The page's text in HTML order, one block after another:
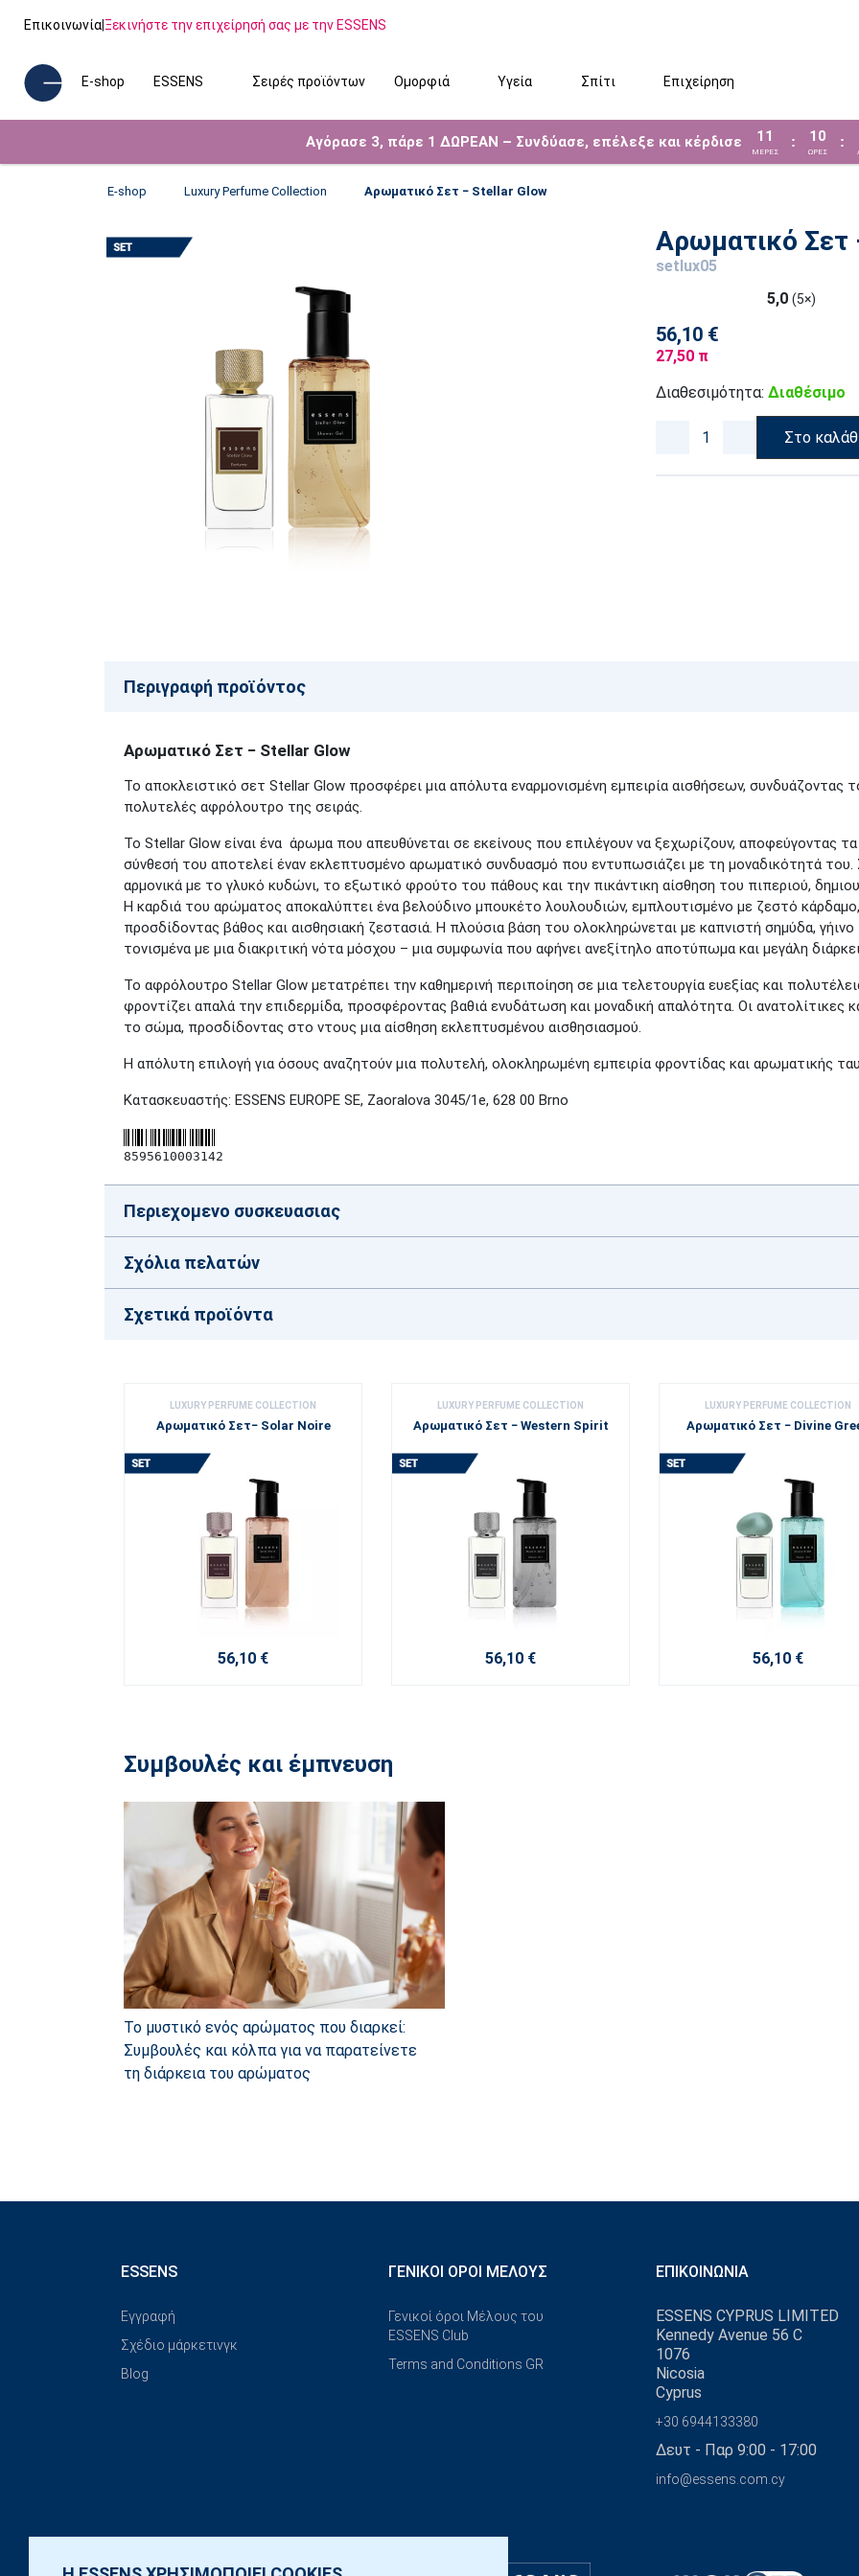
Επικοινωνία|Ξεκινήστε την επιχείρησή σας με την ESSENS
E-shop ESSENS Σειρές προϊόντων Ομορφιά Υγεία Σπίτι Επιχείρηση
Αγόρασε 3, πάρε 1 ΔΩΡΕΑΝ – Συνδύασε, επέλεξε και κέρδισε 11
ΜΈΡΕΣ
: 10
ΩΡΕΣ
:
E-shop Luxury Perfume Collection Αρωματικό Σετ − Stellar Glow
Αρωματικό Σετ
setlux05
5,0 (5×)
56,10 €
27,50 π
Διαθεσιμότητα: Διαθέσιμο
Στο
Περιγραφή προϊόντος
Αρωματικό Σετ − Stellar Glow
Το αποκλειστικό σετ Stellar Glow προσφέρει μια απόλυτα εναρμονισμένη εμπειρία αισθήσεων,
πολυτελές αφρόλουτρο της σειράς.
Το Stellar Glow είναι ένα άρωμα που απευθύνεται σε εκείνους που επιλέγουν να ξεχωρίζουν, αποφεύγοντας
σύνθεσή του αποτελεί έναν εκλεπτυσμένο αρωματικό συνδυασμό που εντυπωσιάζει με τη μοναδικότητά
αρμονικά με το γλυκό κυδώνι, το εξωτικό φρούτο του πάθους και την πικάντικη αίσθηση του πιπεριού,
Η καρδιά του αρώματος αποκαλύπτει ένα βελούδινο μπουκέτο λουλουδιών, εμπλουτισμένο με ζεστό κάρδαμο,
προσδίδοντας βάθος και αισθησιακή ζεστασιά. Η πλούσια βάση του ολοκληρώνεται με καπνιστή σημύδα,
τονισμένα με μια διακριτική νότα μόσχου – μια συμφωνία που αφήνει ανεξίτηλο αποτύπωμα και μεγάλη
Το αφρόλουτρο Stellar Glow μετατρέπει την καθημερινή περιποίηση σε μια τελετουργία ευεξίας και
φροντίζει απαλά την επιδερμίδα, προσφέροντας βαθιά ενυδάτωση και μοναδική απαλότητα. Οι ανατολίτικες
το σώμα, προσδίδοντας στο ντους μια αίσθηση εκλεπτυσμένου αισθησιασμού.
Η απόλυτη επιλογή για όσους αναζητούν μια πολυτελή, ολοκληρωμένη εμπειρία φροντίδας και αρωματικής
Κατασκευαστής: ESSENS EUROPE SE, Zaoralova 3045/1e, 628 00 Brno
8595610003142
Περιεχομενο συσκευασιας
Σχόλια πελατών
Σχετικά προϊόντα
LUXURY PERFUME COLLECTION
Αρωματικό Σετ− Solar Noire
56,10 €
LUXURY PERFUME COLLECTION
Αρωματικό Σετ − Western Spirit
56,10 €
LUXURY PERFUME COLLECTION
Αρωματικό Σετ − Divine
56,10 €
Συμβουλές και έμπνευση
Το μυστικό ενός αρώματος που διαρκεί:
Συμβουλές και κόλπα για να παρατείνετε
τη διάρκεια του αρώματος
ESSENS
Εγγραφή
Σχέδιο μάρκετινγκ
Blog
ΓΕΝΙΚΟΊ ΌΡΟΙ ΜΈΛΟΥΣ
Γενικοί όροι Μέλους του
ESSENS Club
Terms and Conditions GR
ΕΠΙΚΟΙΝΩΝΊΑ
ESSENS CYPRUS LIMITED
Kennedy Avenue 56 C
1076
Nicosia
Cyprus
+30 6944133380
Δευτ - Παρ 9:00 - 17:00
info@essens.com.cy